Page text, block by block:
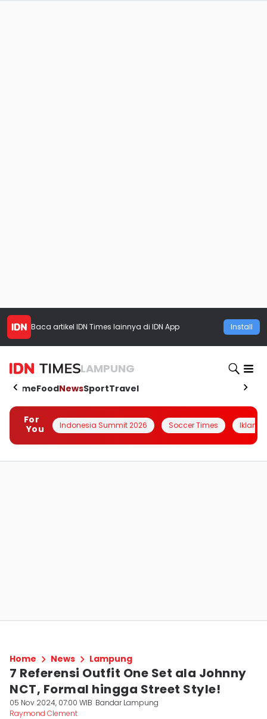
Baca artikel IDN Times lainnya di IDN App Install
LAMPUNG
HomeFoodNewsSportTravel
For
You
Indonesia Summit 2026 Soccer Times Iklanin
Home News Lampung
7 Referensi Outfit One Set ala Johnny
NCT, Formal hingga Street Style!
05 Nov 2024, 07:00 WIB Bandar Lampung
Raymond Clement